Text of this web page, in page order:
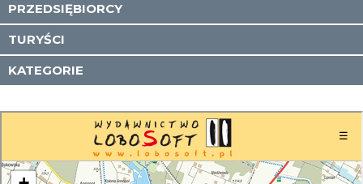
PRZEDSIĘBIORCY
TURYŚCI
KATEGORIE